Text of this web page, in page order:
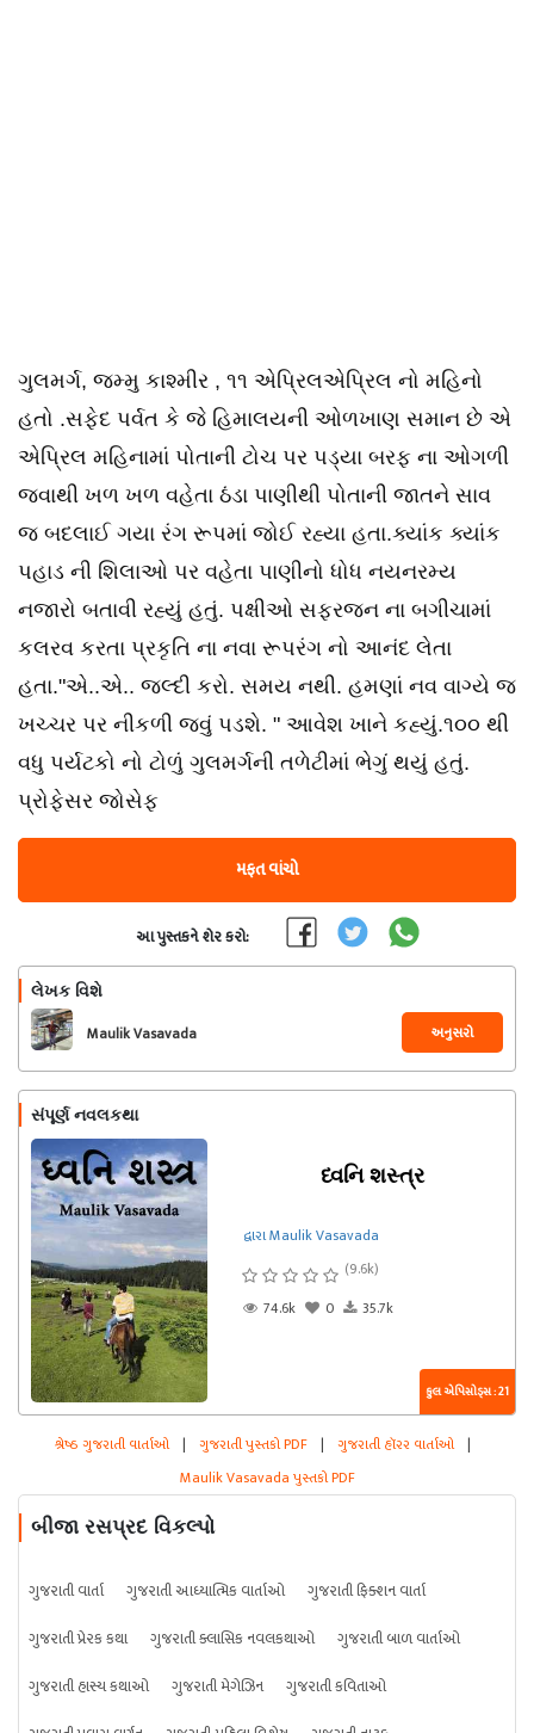
ગુલમર્ગ, જમ્મુ કાશ્મીર , ૧૧ એપ્રિલએપ્રિલ નો મહિનો
હતો .સફેદ પર્વત કે જે હિમાલયની ઓળખાણ સમાન છે એ
એપ્રિલ મહિનામાં પોતાની ટોચ પર પડ્યા બરફ ના ઓગળી
જવાથી ખળ ખળ વહેતા ઠંડા પાણીથી પોતાની જાતને સાવ
જ બદલાઈ ગયા રંગ રૂપમાં જોઈ રહ્યા હતા.ક્યાંક ક્યાંક
પહાડ ની શિલાઓ પર વહેતા પાણીનો ધોધ નયનરમ્ય
નજારો બતાવી રહ્યું હતું. પક્ષીઓ સફરજન ના બગીચામાં
કલરવ કરતા પ્રકૃતિ ના નવા રૂપરંગ નો આનંદ લેતા
હતા."એ..એ.. જલ્દી કરો. સમય નથી. હમણાં નવ વાગ્યે જ
ખચ્ચર પર નીકળી જવું પડશે. " આવેશ ખાને કહ્યું.૧૦૦ થી
વધુ પર્યટકો નો ટોળું ગુલમર્ગની તળેટીમાં ભેગું થયું હતું.
પ્રોફેસર જોસેફ
મફત વાંચો
આ પુસ્તકને શેર કરો:
લેખક વિશે
Maulik Vasavada અનુસરો
સંપૂર્ણ નવલકથા
ધ્વનિ શસ્ત્ર
દ્વારા Maulik Vasavada
(9.6k)
74.6k
0 35.7k
કુલ એપિસોડ્સ : 21
શ્રેષ્ઠ ગુજરાતી વાર્તાઓ | ગુજરાતી પુસ્તકો PDF | ગુજરાતી હૉરર વાર્તાઓ |
Maulik Vasavada પુસ્તકો PDF
બીજા રસપ્રદ વિકલ્પો
ગુજરાતી વાર્તા ગુજરાતી આધ્યાત્મિક વાર્તાઓ
ગુજરાતી ફિક્શન વાર્તા
ગુજરાતી પ્રેરક કથા
ગુજરાતી ક્લાસિક નવલકથાઓ
ગુજરાતી બાળ વાર્તાઓ
ગુજરાતી હાસ્ય કથાઓ
ગુજરાતી મેગેઝિન
ગુજરાતી કવિતાઓ